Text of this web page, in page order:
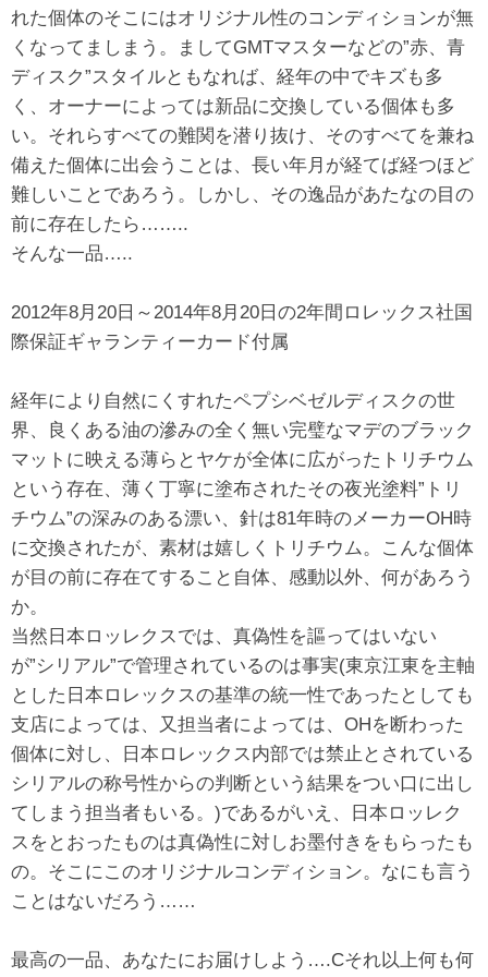
れた個体のそこにはオリジナル性のコンディションが無
くなってましまう。ましてGMTマスターなどの”赤、青
ディスク”スタイルともなれば、経年の中でキズも多
く、オーナーによっては新品に交換している個体も多
い。それらすべての難関を潜り抜け、そのすべてを兼ね
備えた個体に出会うことは、長い年月が経てば経つほど
難しいことであろう。しかし、その逸品があたなの目の
前に存在したら……..
そんな一品…..
2012年8月20日～2014年8月20日の2年間ロレックス社国
際保証ギャランティーカード付属
経年により自然にくすれたペプシベゼルディスクの世
界、良くある油の滲みの全く無い完璧なマデのブラック
マットに映える薄らとヤケが全体に広がったトリチウム
という存在、薄く丁寧に塗布されたその夜光塗料”トリ
チウム”の深みのある漂い、針は81年時のメーカーOH時
に交換されたが、素材は嬉しくトリチウム。こんな個体
が目の前に存在てすること自体、感動以外、何があろう
か。
当然日本ロッレクスでは、真偽性を謳ってはいない
が”シリアル”で管理されているのは事実(東京江東を主軸
とした日本ロレックスの基準の統一性であったとしても
支店によっては、又担当者によっては、OHを断わった
個体に対し、日本ロレックス内部では禁止とされている
シリアルの称号性からの判断という結果をつい口に出し
てしまう担当者もいる。)であるがいえ、日本ロッレク
スをとおったものは真偽性に対しお墨付きをもらったも
の。そこにこのオリジナルコンディション。なにも言う
ことはないだろう……
最高の一品、あなたにお届けしよう….Cそれ以上何も何